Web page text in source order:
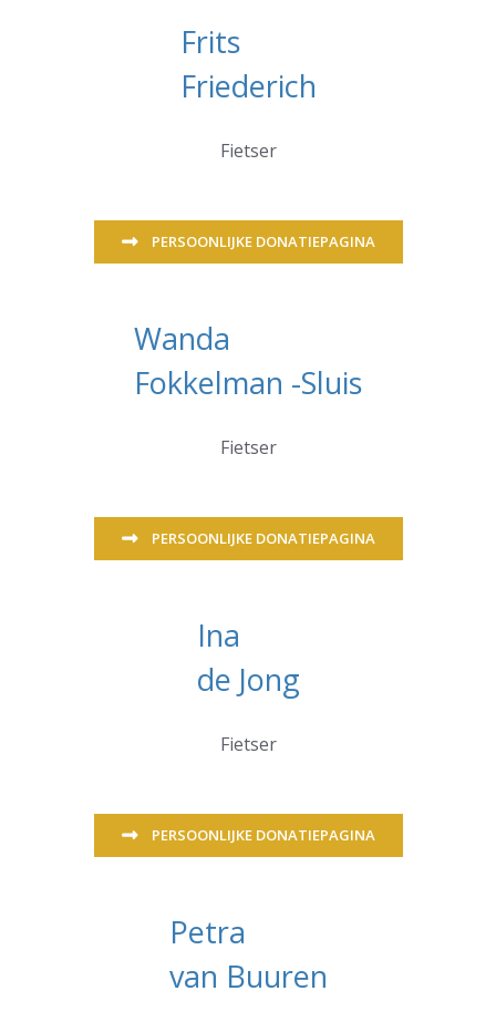
Frits
Friederich
Fietser
PERSOONLIJKE DONATIEPAGINA
Wanda
Fokkelman -Sluis
Fietser
PERSOONLIJKE DONATIEPAGINA
Ina
de Jong
Fietser
PERSOONLIJKE DONATIEPAGINA
Petra
van Buuren